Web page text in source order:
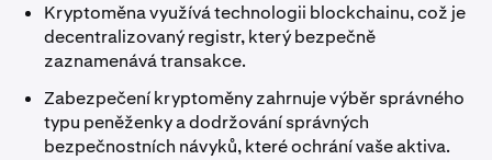
Kryptoměna využívá technologii blockchainu, což je
decentralizovaný registr, který bezpečně
zaznamenává transakce.
Zabezpečení kryptoměny zahrnuje výběr správného
typu peněženky a dodržování správných
bezpečnostních návyků, které ochrání vaše aktiva.